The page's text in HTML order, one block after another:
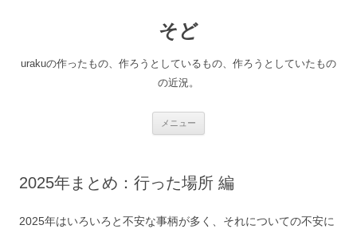
へ
そど
urakuの作ったもの、作ろうとしているもの、作ろうとしていたもの
の近況。
メニュー
2025年まとめ：行った場所 編
2025年はいろいろと不安な事柄が多く、それについての不安に